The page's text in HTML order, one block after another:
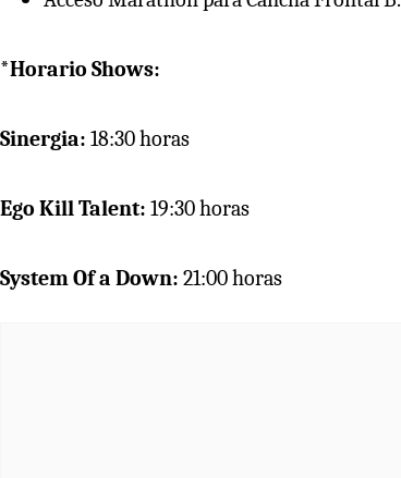
*Horario Shows:
Sinergia: 18:30 horas
Ego Kill Talent: 19:30 horas
System Of a Down: 21:00 horas